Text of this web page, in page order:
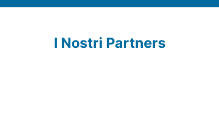
I Nostri Partners